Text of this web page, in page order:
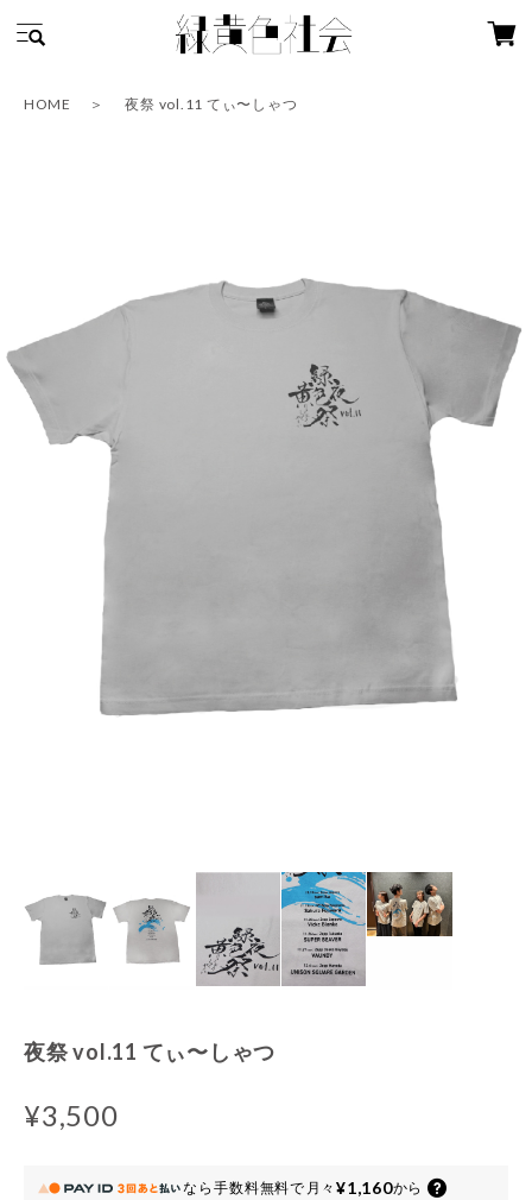
HOME 夜祭 vol.11 てぃ〜しゃつ
夜祭 vol.11 てぃ〜しゃつ
¥3,500
なら 手数料無料で 月々 ¥1,160から